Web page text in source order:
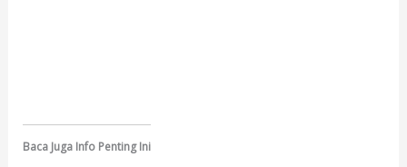
Baca Juga Info Penting Ini